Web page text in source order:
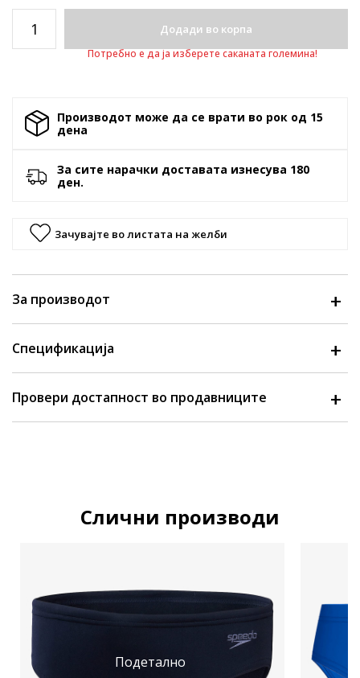
Додади во корпа
Потребно е да ја изберете саканата големина!
Производот може да се врати во рок од 15
денa
За сите нарачки доставата изнесува 180
ден.
Зачувајте во листата на желби
За производот
Спецификација
Провери достапност во продавниците
Слични производи
Подетално